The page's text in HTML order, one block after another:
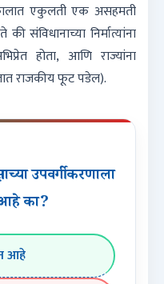
एकुलती एक असहमती
संविधानाच्या निर्मात्यांना
होता, आणि राज्यांना
राजकीय फूट पडेल).
उपवर्गीकरणाला
आहे का?
आहे